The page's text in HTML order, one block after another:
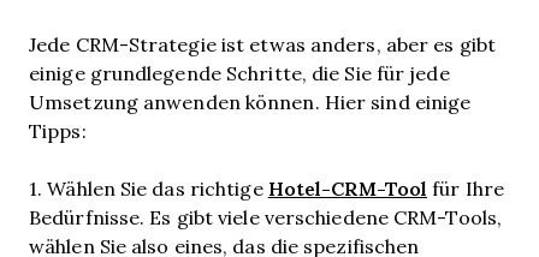
Jede CRM-Strategie ist etwas anders, aber es gibt
einige grundlegende Schritte, die Sie für jede
Umsetzung anwenden können. Hier sind einige
Tipps:
1. Wählen Sie das richtige Hotel-CRM-Tool für Ihre
Bedürfnisse. Es gibt viele verschiedene CRM-Tools,
wählen Sie also eines, das die spezifischen